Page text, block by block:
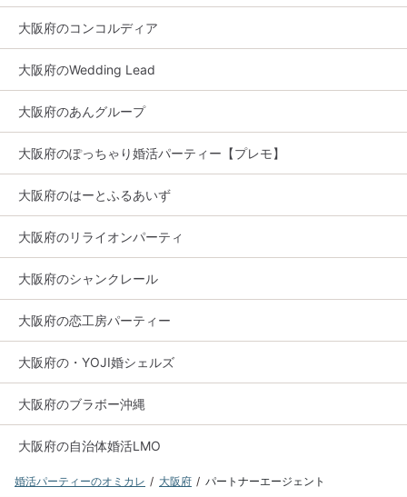
大阪府のコンコルディア
大阪府のWedding Lead
大阪府のあんグループ
大阪府のぽっちゃり婚活パーティー【プレモ】
大阪府のはーとふるあいず
大阪府のリライオンパーティ
大阪府のシャンクレール
大阪府の恋工房パーティー
大阪府の・YOJI婚シェルズ
大阪府のブラボー沖縄
大阪府の自治体婚活LMO
婚活パーティーのオミカレ 大阪府 パートナーエージェント